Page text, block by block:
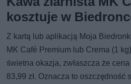
kosztuje w
Z kartą lub aplikacją Moja
MK Café Premium lub Crema (1
świetna okazja, zwłaszcza że
83,99 zł. Oznacza to oszczędność